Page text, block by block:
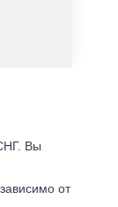
Вы
от